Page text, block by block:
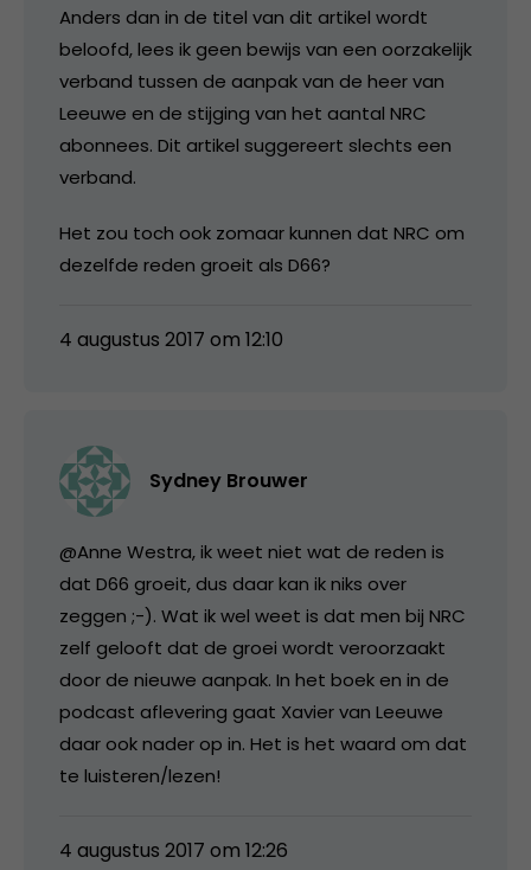
Anders dan in de titel van dit artikel wordt
beloofd, lees ik geen bewijs van een oorzakelijk
verband tussen de aanpak van de heer van
Leeuwe en de stijging van het aantal NRC
abonnees. Dit artikel suggereert slechts een
verband.
Het zou toch ook zomaar kunnen dat NRC om
dezelfde reden groeit als D66?
4 augustus 2017 om 12:10
Sydney Brouwer
@Anne Westra, ik weet niet wat de reden is
dat D66 groeit, dus daar kan ik niks over
zeggen ;-). Wat ik wel weet is dat men bij NRC
zelf gelooft dat de groei wordt veroorzaakt
door de nieuwe aanpak. In het boek en in de
podcast aflevering gaat Xavier van Leeuwe
daar ook nader op in. Het is het waard om dat
te luisteren/lezen!
4 augustus 2017 om 12:26